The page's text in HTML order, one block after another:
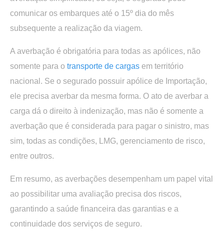
comunicar os embarques até o 15º dia do mês
subsequente a realização da viagem.
A averbação é obrigatória para todas as apólices, não
somente para o transporte de cargas em território
nacional. Se o segurado possuir apólice de Importação,
ele precisa averbar da mesma forma. O ato de averbar a
carga dá o direito à indenização, mas não é somente a
averbação que é considerada para pagar o sinistro, mas
sim, todas as condições, LMG, gerenciamento de risco,
entre outros.
Em resumo, as averbações desempenham um papel vital
ao possibilitar uma avaliação precisa dos riscos,
garantindo a saúde financeira das garantias e a
continuidade dos serviços de seguro.